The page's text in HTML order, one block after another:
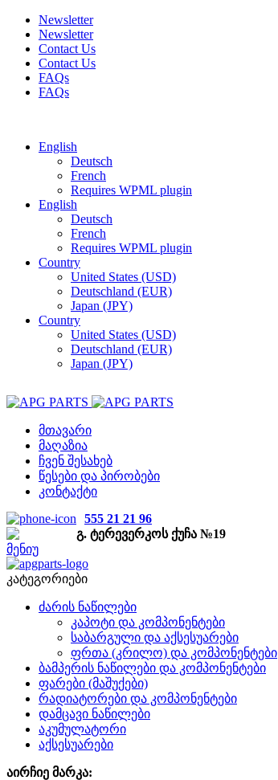
Newsletter
Newsletter
Contact Us
Contact Us
FAQs
FAQs
English
Deutsch
French
Requires WPML plugin
English
Deutsch
French
Requires WPML plugin
Country
United States (USD)
Deutschland (EUR)
Japan (JPY)
Country
United States (USD)
Deutschland (EUR)
Japan (JPY)
მთავარი
მაღაზია
ჩვენ შესახებ
წესები და პირობები
კონტაქტი
555 21 21 96
გ. ტერევერკოს ქუჩა №19
მენიუ
კატეგორიები
ძარის ნაწილები
კაპოტი და კომპონენტები
საბარგული და აქსესუარები
ფრთა (კრილო) და კომპონენტები
ბამპერის ნაწილები და კომპონენტები
ფარები (მაშუქები)
რადიატორები და კომპონენტები
დამცავი ნაწილები
აკუმულატორი
აქსესუარები
აირჩიე მარკა: